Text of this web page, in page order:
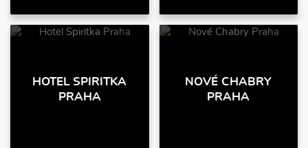
HOTEL SPIRITKA
PRAHA
NOVÉ CHABRY
PRAHA